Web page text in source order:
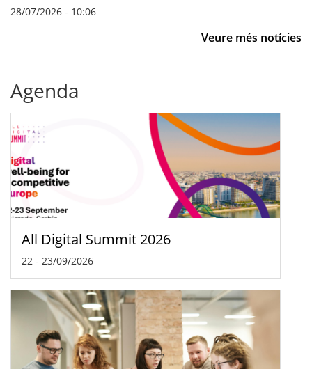
28/07/2026 - 10:06
Veure més notícies
Agenda
All Digital Summit 2026
22 - 23/09/2026